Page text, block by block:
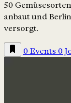
50
anbaut und
versorgt.
0 Events 0